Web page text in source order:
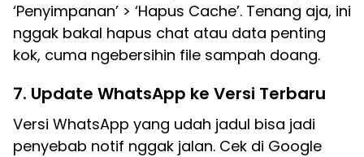
‘Penyimpanan’ > ‘Hapus Cache’. Tenang aja, ini
nggak bakal hapus chat atau data penting
kok, cuma ngebersihin file sampah doang.
7. Update WhatsApp ke Versi Terbaru
Versi WhatsApp yang udah jadul bisa jadi
penyebab notif nggak jalan. Cek di Google